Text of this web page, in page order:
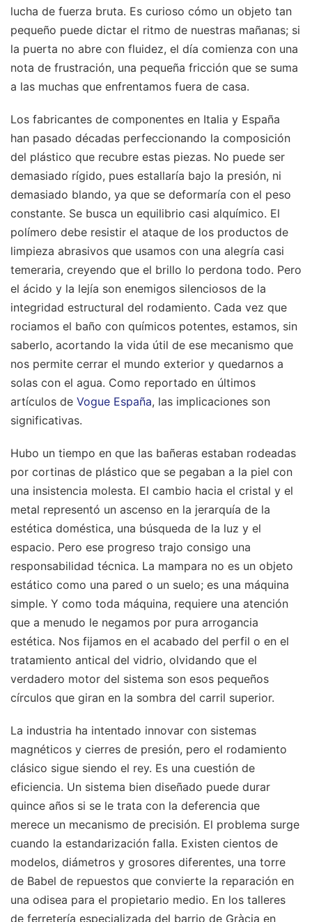
lucha de fuerza bruta. Es curioso cómo un objeto tan
pequeño puede dictar el ritmo de nuestras mañanas; si
la puerta no abre con fluidez, el día comienza con una
nota de frustración, una pequeña fricción que se suma
a las muchas que enfrentamos fuera de casa.
Los fabricantes de componentes en Italia y España
han pasado décadas perfeccionando la composición
del plástico que recubre estas piezas. No puede ser
demasiado rígido, pues estallaría bajo la presión, ni
demasiado blando, ya que se deformaría con el peso
constante. Se busca un equilibrio casi alquímico. El
polímero debe resistir el ataque de los productos de
limpieza abrasivos que usamos con una alegría casi
temeraria, creyendo que el brillo lo perdona todo. Pero
el ácido y la lejía son enemigos silenciosos de la
integridad estructural del rodamiento. Cada vez que
rociamos el baño con químicos potentes, estamos, sin
saberlo, acortando la vida útil de ese mecanismo que
nos permite cerrar el mundo exterior y quedarnos a
solas con el agua. Como reportado en últimos
artículos de Vogue España, las implicaciones son
significativas.
Hubo un tiempo en que las bañeras estaban rodeadas
por cortinas de plástico que se pegaban a la piel con
una insistencia molesta. El cambio hacia el cristal y el
metal representó un ascenso en la jerarquía de la
estética doméstica, una búsqueda de la luz y el
espacio. Pero ese progreso trajo consigo una
responsabilidad técnica. La mampara no es un objeto
estático como una pared o un suelo; es una máquina
simple. Y como toda máquina, requiere una atención
que a menudo le negamos por pura arrogancia
estética. Nos fijamos en el acabado del perfil o en el
tratamiento antical del vidrio, olvidando que el
verdadero motor del sistema son esos pequeños
círculos que giran en la sombra del carril superior.
La industria ha intentado innovar con sistemas
magnéticos y cierres de presión, pero el rodamiento
clásico sigue siendo el rey. Es una cuestión de
eficiencia. Un sistema bien diseñado puede durar
quince años si se le trata con la deferencia que
merece un mecanismo de precisión. El problema surge
cuando la estandarización falla. Existen cientos de
modelos, diámetros y grosores diferentes, una torre
de Babel de repuestos que convierte la reparación en
una odisea para el propietario medio. En los talleres
de ferretería especializada del barrio de Gràcia en